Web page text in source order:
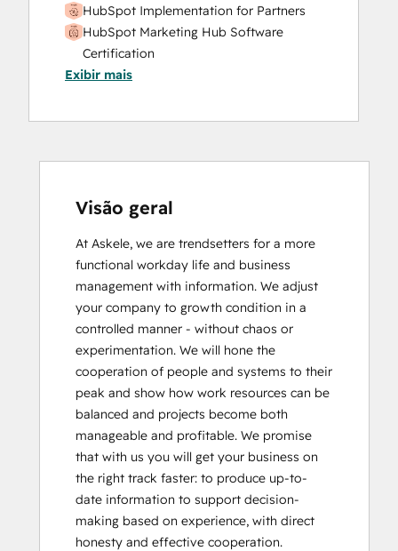
HubSpot Implementation for Partners
HubSpot Marketing Hub Software
Certification
HubSpot Sales Hub Software
HubSpot Solutions Partner
Inbound Sales
Exibir mais
Visão geral
At Askele, we are trendsetters for a more
functional workday life and business
management with information. We adjust
your company to growth condition in a
controlled manner - without chaos or
experimentation. We will hone the
cooperation of people and systems to their
peak and show how work resources can be
balanced and projects become both
manageable and profitable. We promise
that with us you will get your business on
the right track faster: to produce up-to-
date information to support decision-
making based on experience, with direct
honesty and effective cooperation.